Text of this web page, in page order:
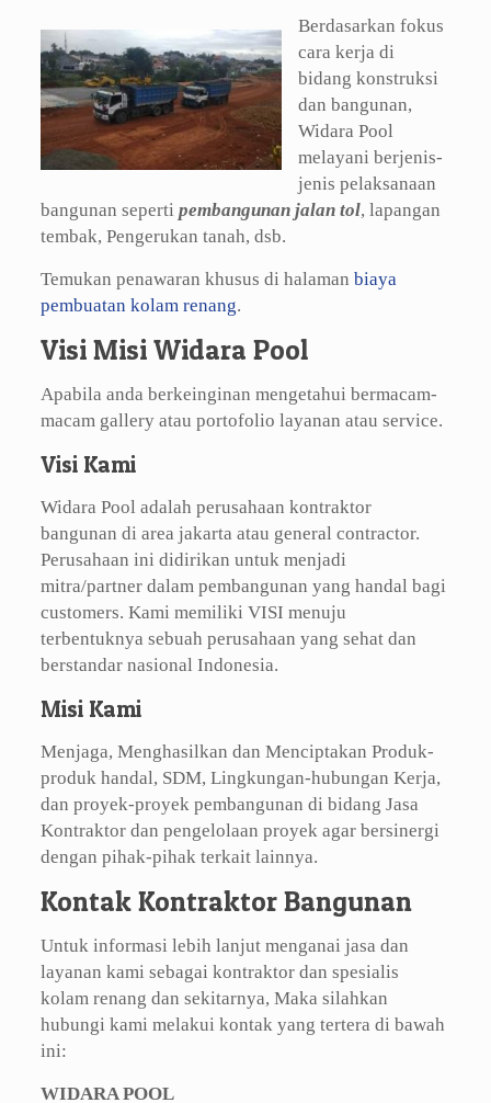
Berdasarkan fokus
cara kerja di
bidang konstruksi
dan bangunan,
Widara Pool
melayani berjenis-
jenis pelaksanaan
bangunan seperti pembangunan jalan tol, lapangan
tembak, Pengerukan tanah, dsb.
Temukan penawaran khusus di halaman biaya
pembuatan kolam renang.
Visi Misi Widara Pool
Apabila anda berkeinginan mengetahui bermacam-
macam gallery atau portofolio layanan atau service.
Visi Kami
Widara Pool adalah perusahaan kontraktor
bangunan di area jakarta atau general contractor.
Perusahaan ini didirikan untuk menjadi
mitra/partner dalam pembangunan yang handal bagi
customers. Kami memiliki VISI menuju
terbentuknya sebuah perusahaan yang sehat dan
berstandar nasional Indonesia.
Misi Kami
Menjaga, Menghasilkan dan Menciptakan Produk-
produk handal, SDM, Lingkungan-hubungan Kerja,
dan proyek-proyek pembangunan di bidang Jasa
Kontraktor dan pengelolaan proyek agar bersinergi
dengan pihak-pihak terkait lainnya.
Kontak Kontraktor Bangunan
Untuk informasi lebih lanjut menganai jasa dan
layanan kami sebagai kontraktor dan spesialis
kolam renang dan sekitarnya, Maka silahkan
hubungi kami melakui kontak yang tertera di bawah
ini:
WIDARA POOL